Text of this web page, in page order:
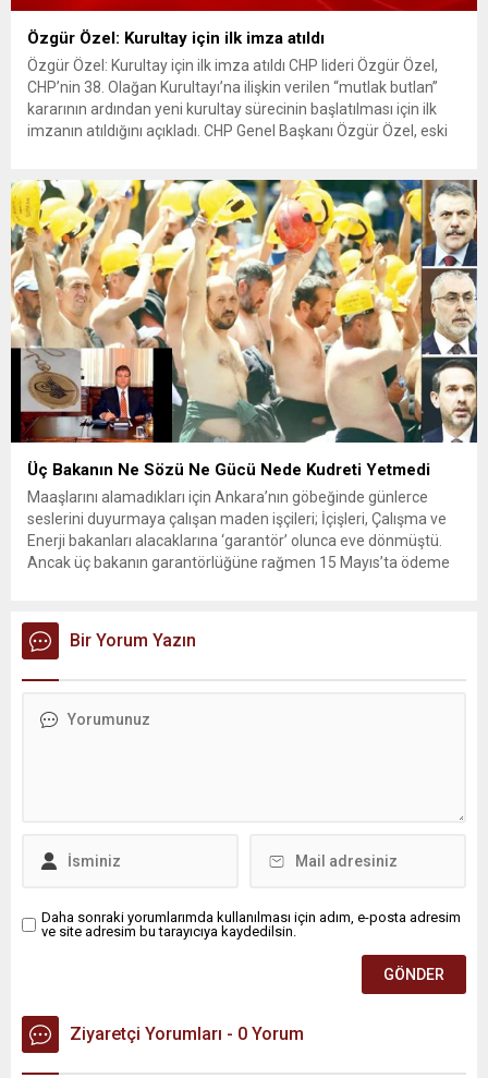
Özgür Özel: Kurultay için ilk imza atıldı
Özgür Özel: Kurultay için ilk imza atıldı CHP lideri Özgür Özel,
CHP’nin 38. Olağan Kurultayı’na ilişkin verilen “mutlak butlan”
kararının ardından yeni kurultay sürecinin başlatılması için ilk
imzanın atıldığını açıkladı. CHP Genel Başkanı Özgür Özel, eski
Üç Bakanın Ne Sözü Ne Gücü Nede Kudreti Yetmedi
Maaşlarını alamadıkları için Ankara’nın göbeğinde günlerce
seslerini duyurmaya çalışan maden işçileri; İçişleri, Çalışma ve
Enerji bakanları alacaklarına ‘garantör’ olunca eve dönmüştü.
Ancak üç bakanın garantörlüğüne rağmen 15 Mayıs’ta ödeme
bünyesindeki Doruk Madencilik’te çalışan...
Bir Yorum Yazın
Daha sonraki yorumlarımda kullanılması için adım, e-posta adresim
ve site adresim bu tarayıcıya kaydedilsin.
Ziyaretçi Yorumları - 0 Yorum